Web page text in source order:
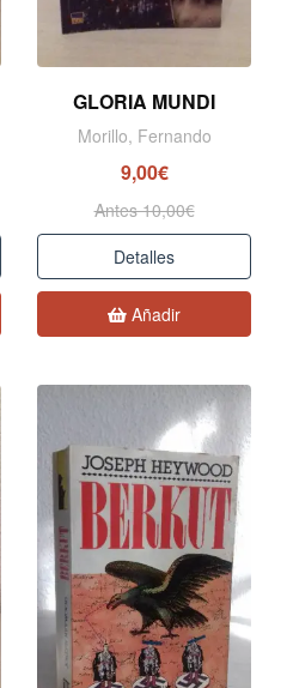
GLORIA MUNDI
Morillo, Fernando
9,00€
Antes 10,00€
Detalles
Añadir